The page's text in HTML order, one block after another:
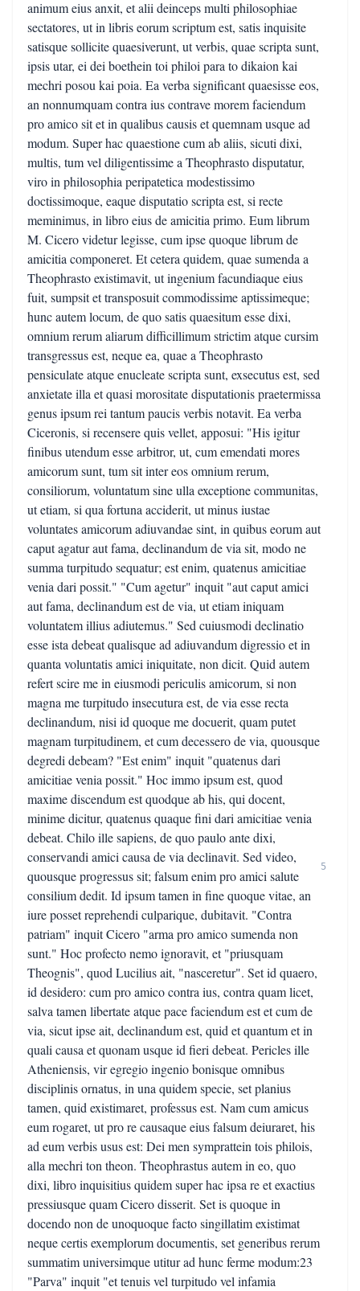
animum eius anxit, et alii deinceps multi philosophiae
sectatores, ut in libris eorum scriptum est, satis inquisite
satisque sollicite quaesiverunt, ut verbis, quae scripta sunt,
ipsis utar, ei dei boethein toi philoi para to dikaion kai
mechri posou kai poia. Ea verba significant quaesisse eos,
an nonnumquam contra ius contrave morem faciendum
pro amico sit et in qualibus causis et quemnam usque ad
modum. Super hac quaestione cum ab aliis, sicuti dixi,
multis, tum vel diligentissime a Theophrasto disputatur,
viro in philosophia peripatetica modestissimo
doctissimoque, eaque disputatio scripta est, si recte
meminimus, in libro eius de amicitia primo. Eum librum
M. Cicero videtur legisse, cum ipse quoque librum de
amicitia componeret. Et cetera quidem, quae sumenda a
Theophrasto existimavit, ut ingenium facundiaque eius
fuit, sumpsit et transposuit commodissime aptissimeque;
hunc autem locum, de quo satis quaesitum esse dixi,
omnium rerum aliarum difficillimum strictim atque cursim
transgressus est, neque ea, quae a Theophrasto
pensiculate atque enucleate scripta sunt, exsecutus est, sed
anxietate illa et quasi morositate disputationis praetermissa
genus ipsum rei tantum paucis verbis notavit. Ea verba
Ciceronis, si recensere quis vellet, apposui: "His igitur
finibus utendum esse arbitror, ut, cum emendati mores
amicorum sunt, tum sit inter eos omnium rerum,
consiliorum, voluntatum sine ulla exceptione communitas,
ut etiam, si qua fortuna acciderit, ut minus iustae
voluntates amicorum adiuvandae sint, in quibus eorum aut
caput agatur aut fama, declinandum de via sit, modo ne
summa turpitudo sequatur; est enim, quatenus amicitiae
venia dari possit." "Cum agetur" inquit "aut caput amici
aut fama, declinandum est de via, ut etiam iniquam
voluntatem illius adiutemus." Sed cuiusmodi declinatio
esse ista debeat qualisque ad adiuvandum digressio et in
quanta voluntatis amici iniquitate, non dicit. Quid autem
refert scire me in eiusmodi periculis amicorum, si non
magna me turpitudo insecutura est, de via esse recta
declinandum, nisi id quoque me docuerit, quam putet
magnam turpitudinem, et cum decessero de via, quousque
degredi debeam? "Est enim" inquit "quatenus dari
amicitiae venia possit." Hoc immo ipsum est, quod
maxime discendum est quodque ab his, qui docent,
minime dicitur, quatenus quaque fini dari amicitiae venia
debeat. Chilo ille sapiens, de quo paulo ante dixi,
conservandi amici causa de via declinavit. Sed video,
quousque progressus sit; falsum enim pro amici salute
consilium dedit. Id ipsum tamen in fine quoque vitae, an
iure posset reprehendi culparique, dubitavit. "Contra
patriam" inquit Cicero "arma pro amico sumenda non
sunt." Hoc profecto nemo ignoravit, et "priusquam
Theognis", quod Lucilius ait, "nasceretur". Set id quaero,
id desidero: cum pro amico contra ius, contra quam licet,
salva tamen libertate atque pace faciendum est et cum de
via, sicut ipse ait, declinandum est, quid et quantum et in
quali causa et quonam usque id fieri debeat. Pericles ille
Atheniensis, vir egregio ingenio bonisque omnibus
disciplinis ornatus, in una quidem specie, set planius
tamen, quid existimaret, professus est. Nam cum amicus
eum rogaret, ut pro re causaque eius falsum deiuraret, his
ad eum verbis usus est: Dei men symprattein tois philois,
alla mechri ton theon. Theophrastus autem in eo, quo
dixi, libro inquisitius quidem super hac ipsa re et exactius
pressiusque quam Cicero disserit. Set is quoque in
docendo non de unoquoque facto singillatim existimat
neque certis exemplorum documentis, set generibus rerum
summatim universimque utitur ad hunc ferme modum:23
"Parva" inquit "et tenuis vel turpitudo vel infamia
5